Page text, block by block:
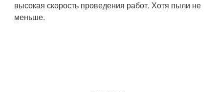
высокая скорость проведения работ. Хотя пыли не
меньше.